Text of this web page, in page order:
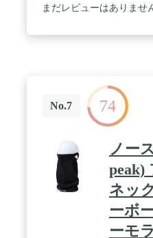
まだレビューはありませ
No.7 74
ノー
peak)
ネッ
ーボ
ーモ